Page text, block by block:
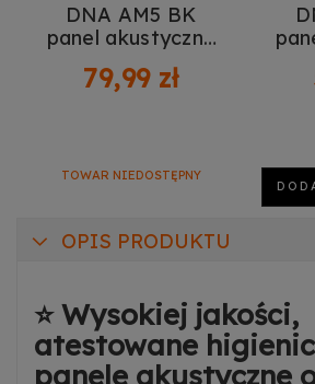
OPIS PRODUKTU
⭐Wysokiej jakości,
atestowane
panele akustyczne
DNA AM5 BK
panel akustyczny
zestaw 6 szt.
czarny
redukcja echa
79,99 zł
TOWAR NIEDOSTĘPNY